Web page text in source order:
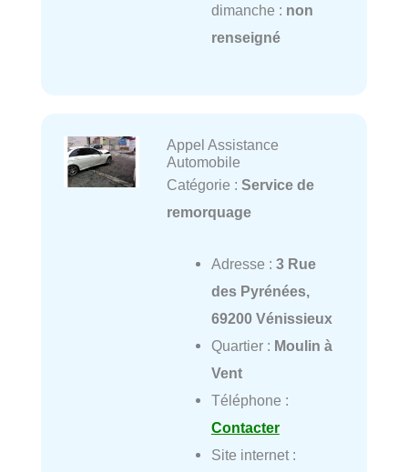
dimanche : non
renseigné
Appel Assistance
Automobile
Catégorie : Service de
remorquage
Adresse : 3 Rue
des Pyrénées,
69200 Vénissieux
Quartier : Moulin à
Vent
Téléphone :
Contacter
Site internet :